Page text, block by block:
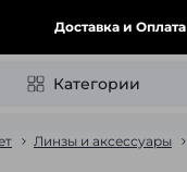
Доставка и Оплата
Категории
Линзы и аксессуары